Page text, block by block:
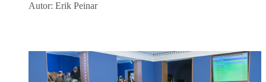
Autor: Erik Peinar